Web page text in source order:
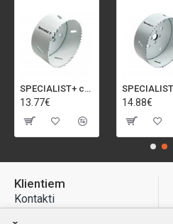
SPECIALIST+ caurumu zāģis BI-METAL, 92 mm
13.77€ 14.88€
Klientiem
Kontakti